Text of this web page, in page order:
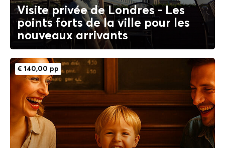
Visite privée de Londres - Les
points forts de la ville pour les
nouveaux arrivants
€ 140,00 pp